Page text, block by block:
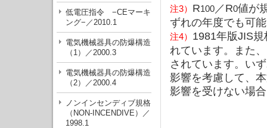
低電圧指令 −CEマーキ
ング−／2010.1
電気機械器具の防爆構造
（1）／2000.3
電気機械器具の防爆構造
（2）／2000.4
ノンインセンディブ規格
（NON-INCENDIVE）／
1998.1
注3） R100／R0値が
ずれの年度でも可
注4） 1981年版JIS
れています。また
されています。い
影響を考慮して、
影響を受けない場